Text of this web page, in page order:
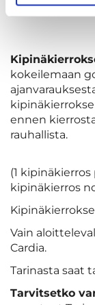
iltaisin.
kokeilemaan
ennen
rauhallista.
(1
kipinäkierros
Vain
Cardia.
Tarinasta saat
Tarvitsetko